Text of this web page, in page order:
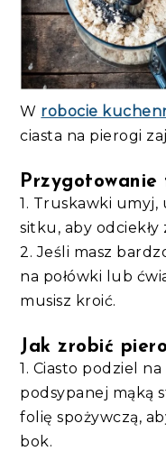
W robocie
ciasta na pierogi
Przygotowanie
1. Truskawki umyj,
sitku, aby
2. Jeśli masz
na połówki lub
musisz kroić.
Jak zrobić
1. Ciasto podziel
podsypanej mąką
folię spożywczą,
bok.